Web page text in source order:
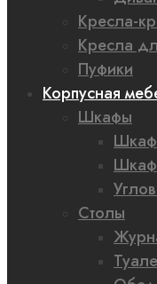
Кресла-
Кресла
Пуфики
Корпусная
Шкафы
Столы